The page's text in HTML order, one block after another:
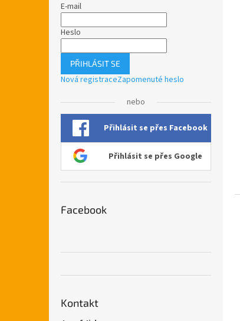
E-mail
Heslo
PŘIHLÁSIT SE
Nová registraceZapomenuté heslo
nebo
Přihlásit se přes Facebook
Přihlásit se přes Google
Facebook
Kontakt